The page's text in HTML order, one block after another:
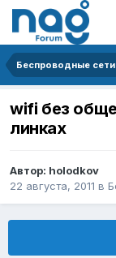
Беспроводные сети
wifi без
линках
Автор: holodkov
22 августа, 2011 в